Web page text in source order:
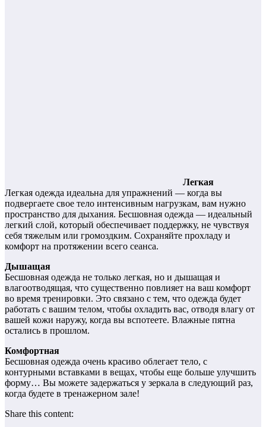
Легкая
Легкая одежда идеальна для упражнений — когда вы
подвергаете свое тело интенсивным нагрузкам, вам нужно
пространство для дыхания. Бесшовная одежда — идеальный
легкий слой, который обеспечивает поддержку, не чувствуя
себя тяжелым или громоздким. Сохраняйте прохладу и
комфорт на протяжении всего сеанса.
Дышащая
Бесшовная одежда не только легкая, но и дышащая и
влагоотводящая, что существенно повлияет на ваш комфорт
во время тренировки. Это связано с тем, что одежда будет
работать с вашим телом, чтобы охладить вас, отводя влагу от
вашей кожи наружу, когда вы вспотеете. Влажные пятна
остались в прошлом.
Комфортная
Бесшовная одежда очень красиво облегает тело, с
контурными вставками в вещах, чтобы еще больше улучшить
форму… Вы можете задержаться у зеркала в следующий раз,
когда будете в тренажерном зале!
Share this content: